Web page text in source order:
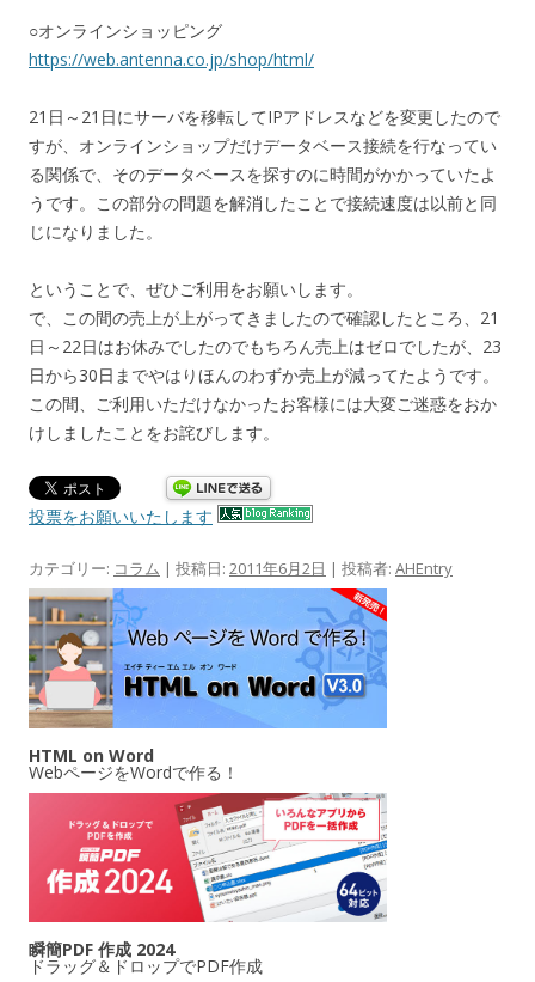
○オンラインショッピング
https://web.antenna.co.jp/shop/html/
21日～21日にサーバを移転してIPアドレスなどを変更したので
すが、オンラインショップだけデータベース接続を行なってい
る関係で、そのデータベースを探すのに時間がかかっていたよ
うです。この部分の問題を解消したことで接続速度は以前と同
じになりました。
ということで、ぜひご利用をお願いします。
で、この間の売上が上がってきましたので確認したところ、21
日～22日はお休みでしたのでもちろん売上はゼロでしたが、23
日から30日までやはりほんのわずか売上が減ってたようです。
この間、ご利用いただけなかったお客様には大変ご迷惑をおか
けしましたことをお詫びします。
投票をお願いいたします
カテゴリー: コラム | 投稿日: 2011年6月2日 | 投稿者: AHEntry
HTML on Word
WebページをWordで作る！
瞬簡PDF 作成 2024
ドラッグ＆ドロップでPDF作成